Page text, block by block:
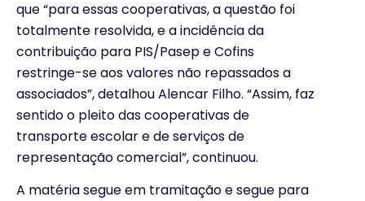
que “para essas cooperativas, a questão foi
totalmente resolvida, e a incidência da
contribuição para PIS/Pasep e Cofins
restringe-se aos valores não repassados a
associados”, detalhou Alencar Filho. “Assim, faz
sentido o pleito das cooperativas de
transporte escolar e de serviços de
representação comercial”, continuou.
A matéria segue em tramitação e segue para